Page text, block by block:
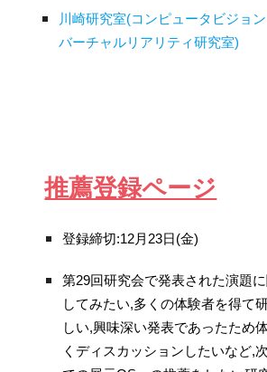
川崎研究室(コンピュータビジョ
バーチャルリアリティ研究室)
推薦登録ページ
登録締切:12月 23日(金)
第29回研究会で発表された演題
してみたい,多くの体験者を得て
しい,興味深い発表であったため
くディスカッションしたいなど,